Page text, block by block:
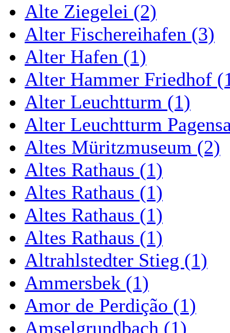
Alte Ziegelei (2)
Alter Fischereihafen (3)
Alter Hafen (1)
Alter Hammer Friedhof
Alter Leuchtturm (1)
Alter Leuchtturm
Altes Müritzmuseum (2)
Altes Rathaus (1)
Altes Rathaus (1)
Altes Rathaus (1)
Altes Rathaus (1)
Altrahlstedter Stieg (1)
Ammersbek (1)
Amor de Perdição (1)
Amselgrundbach (1)